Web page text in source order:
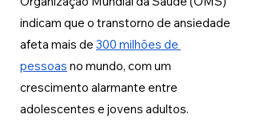
indicam que o transtorno de ansiedade
afeta mais de 300 milhões de
pessoas no mundo, com um
crescimento alarmante entre
adolescentes e jovens adultos.